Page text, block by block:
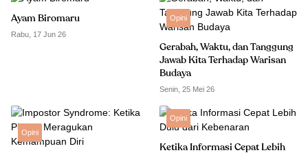
Ayam Biromaru
Rabu, 17 Jun 26
Opini
Gerabah, Waktu, dan Tanggung
Jawab Kita Terhadap Warisan
Budaya
Senin, 25 Mei 26
Opini
Opini
Ketika Informasi Cepat Lebih